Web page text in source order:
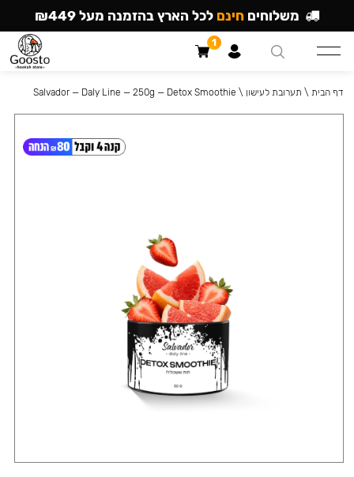
דף הבית \ תערובת לעישון \
Salvador — Daly Line — 250g — Detox Smoothie
משלוחים חינם לכל הארץ בהזמנה מעל ₪449
1